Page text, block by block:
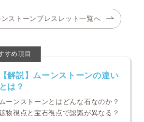
ストーンブレスレット一覧へ
【解説】ムーンストーンの違い
とは？
ムーンストーンとはどんな石なのか？
物視点と宝石視点で認識が異なる？